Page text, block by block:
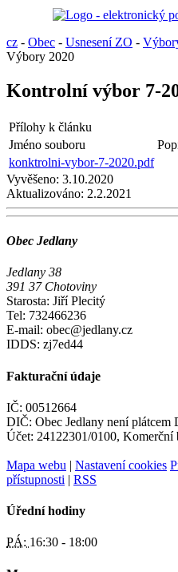
cz - Obec - Usnesení ZO -
Výbory 2020
Kontrolní výbor 7-
Přílohy k článku
Jméno souboru
konktrolni-vybor-7-2020.pdf
Vyvěšeno: 3.10.2020
Aktualizováno: 2.2.2021
Obec Jedlany
Jedlany 38
391 37 Chotoviny
Starosta: Jiří Plecitý
Tel: 732466236
E-mail: obec@jedlany.cz
IDDS: zj7ed44
Fakturační údaje
IČ: 00512664
DIČ: Obec Jedlany není plátcem
Účet: 24122301/0100, Komerční
Mapa webu | Nastavení cookies
přístupnosti | RSS
Úřední hodiny
PÁ: 16:30 - 18:00